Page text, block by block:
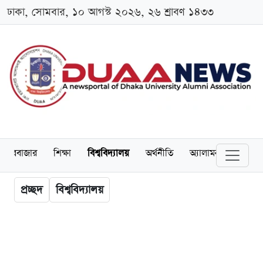
ঢাকা, সোমবার, ১০ আগস্ট ২০২৬, ২৬ শ্রাবণ ১৪৩৩
শিক্ষা বিশ্ববিদ্যালয় অর্থনীতি অ্যালামনাই
প্রচ্ছদ বিশ্ববিদ্যালয়